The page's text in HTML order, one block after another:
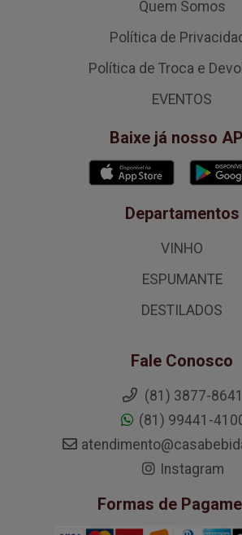
Quem Somos
Política de
Política de Troca e
EVENTOS
Baixe já nosso
Departamentos
VINHO
ESPUMANTE
DESTILADOS
Fale Conosco
(81) 3877-8641
(81) 99441-
Instagram
Formas de